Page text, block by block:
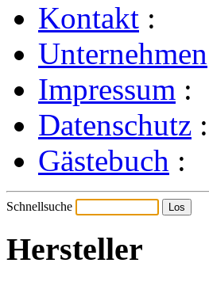
Kontakt :
Unternehmen
Impressum :
Datenschutz :
Gästebuch :
Schnellsuche
Hersteller